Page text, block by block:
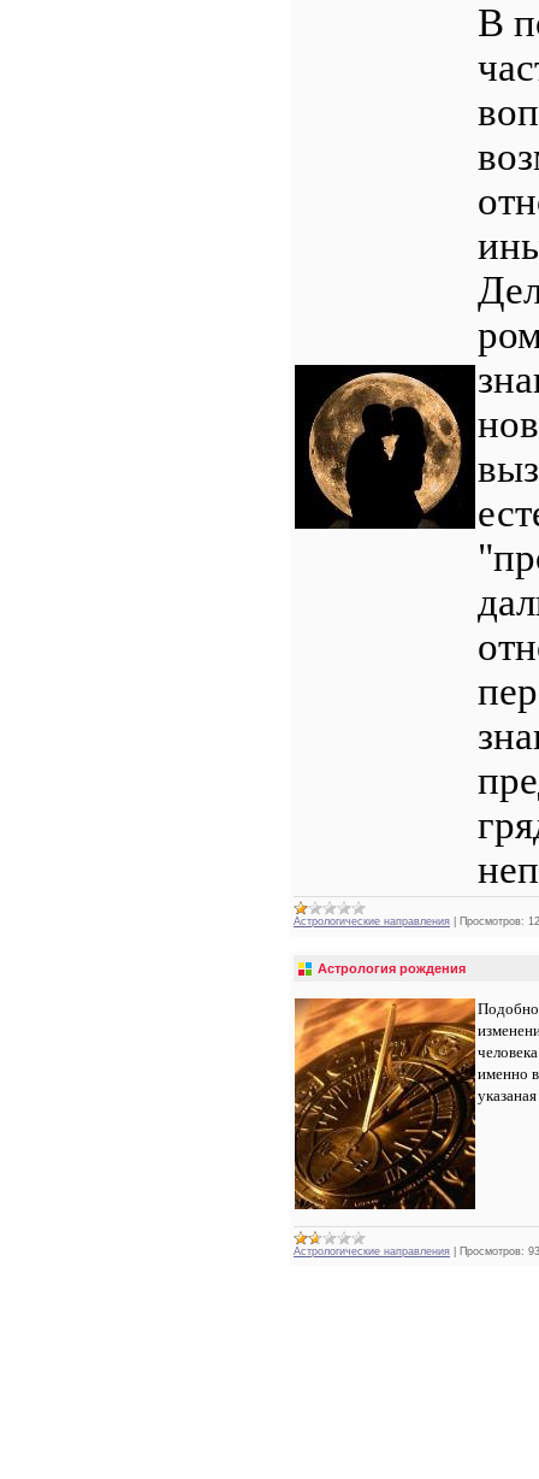
В
Астрологические направления Просмотров:
Астрология рождения
Подобно
именно
Астрологические направления Просмотров: